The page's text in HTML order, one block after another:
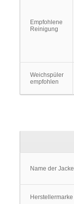
Empfohlene
Reinigung
Weichspüler
empfohlen
Name der Jacke
Herstellermarke